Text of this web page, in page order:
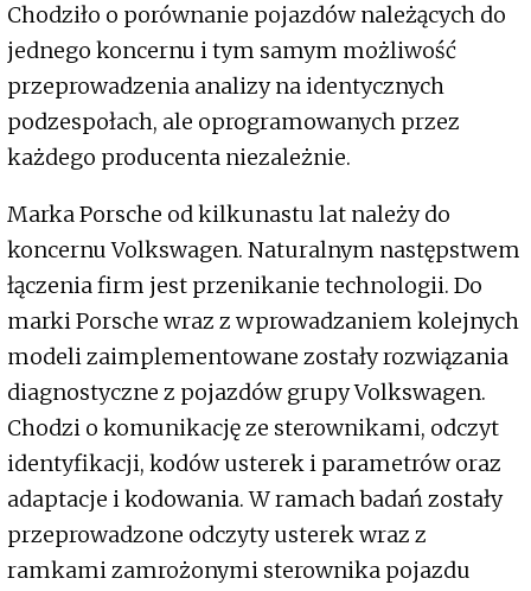
Chodziło o porównanie pojazdów należących do
jednego koncernu i tym samym możliwość
przeprowadzenia analizy na identycznych
podzespołach, ale oprogramowanych przez
każdego producenta niezależnie.
Marka Porsche od kilkunastu lat należy do
koncernu Volkswagen. Naturalnym następstwem
łączenia firm jest przenikanie technologii. Do
marki Porsche wraz z wprowadzaniem kolejnych
modeli zaimplementowane zostały rozwiązania
diagnostyczne z pojazdów grupy Volkswagen.
Chodzi o komunikację ze sterownikami, odczyt
identyfikacji, kodów usterek i parametrów oraz
adaptacje i kodowania. W ramach badań zostały
przeprowadzone odczyty usterek wraz z
ramkami zamrożonymi sterownika pojazdu